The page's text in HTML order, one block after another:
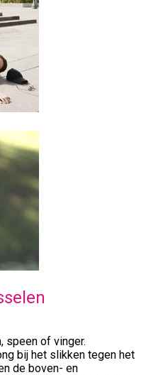
speen of vinger.
bij het slikken tegen het
de boven- en